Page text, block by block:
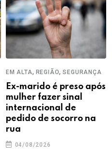
EM ALTA, REGIÃO,SEGURANÇA
Ex-marido é preso após
mulher fazer sinal
internacional de
pedido de socorro na
rua
04/08/2026